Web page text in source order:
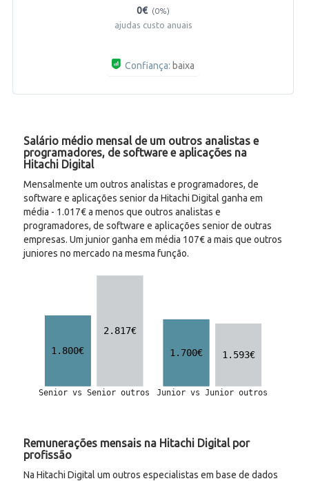
0€ (0%)
ajudas custo anuais
Confiança: baixa
Salário médio mensal de um outros analistas e
programadores, de software e aplicações na
Hitachi Digital
Mensalmente um outros analistas e programadores, de
software e aplicações senior da Hitachi Digital ganha em
média - 1.017€ a menos que outros analistas e
programadores, de software e aplicações senior de outras
empresas. Um junior ganha em média 107€ a mais que outros
juniores no mercado na mesma função.
Remunerações mensais na Hitachi Digital por
profissão
Na Hitachi Digital um outros especialistas em base de dados